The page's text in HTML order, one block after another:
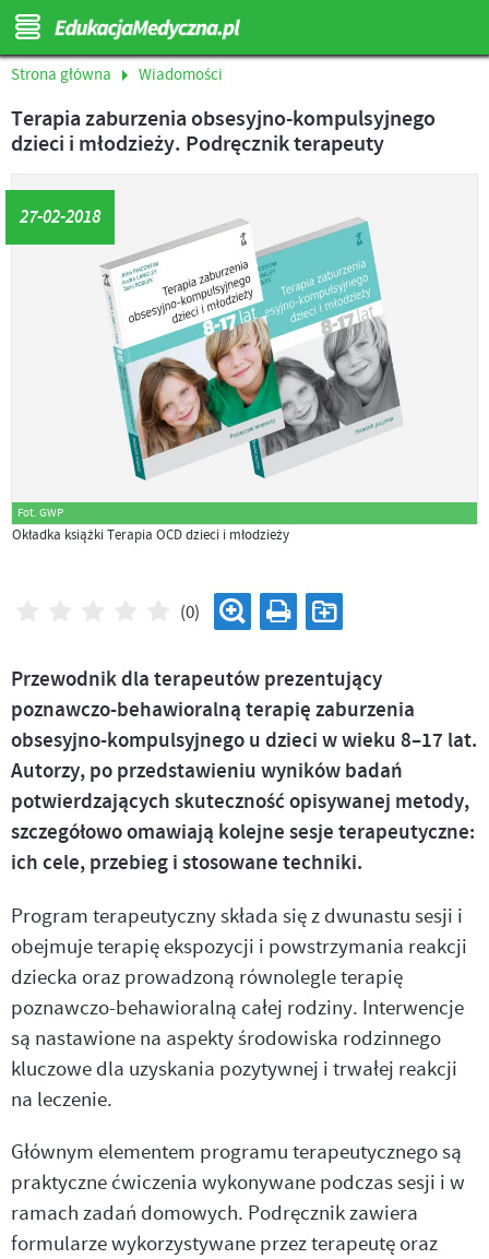
Strona główna Wiadomości
Terapia zaburzenia obsesyjno-kompulsyjnego
dzieci i młodzieży. Podręcznik terapeuty
Fot. GWP
Okładka książki Terapia OCD dzieci i młodzieży
27-02-2018
(0)
Przewodnik dla terapeutów prezentujący
poznawczo-behawioralną terapię zaburzenia
obsesyjno-kompulsyjnego u dzieci w wieku 8–17 lat.
Autorzy, po przedstawieniu wyników badań
potwierdzających skuteczność opisywanej metody,
szczegółowo omawiają kolejne sesje terapeutyczne:
ich cele, przebieg i stosowane techniki.
Program terapeutyczny składa się z dwunastu sesji i
obejmuje terapię ekspozycji i powstrzymania reakcji
dziecka oraz prowadzoną równolegle terapię
poznawczo-behawioralną całej rodziny. Interwencje
są nastawione na aspekty środowiska rodzinnego
kluczowe dla uzyskania pozytywnej i trwałej reakcji
na leczenie.
Głównym elementem programu terapeutycznego są
praktyczne ćwiczenia wykonywane podczas sesji i w
ramach zadań domowych. Podręcznik zawiera
formularze wykorzystywane przez terapeutę oraz